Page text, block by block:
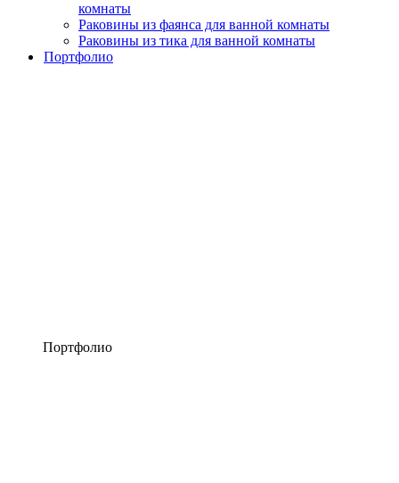
комнаты
Раковины из фаянса для ванной комнаты
Раковины из тика для ванной комнаты
Портфолио
Портфолио